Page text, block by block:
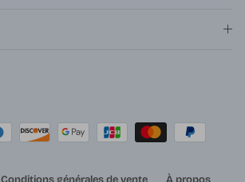
Conditions générales de vente À propos